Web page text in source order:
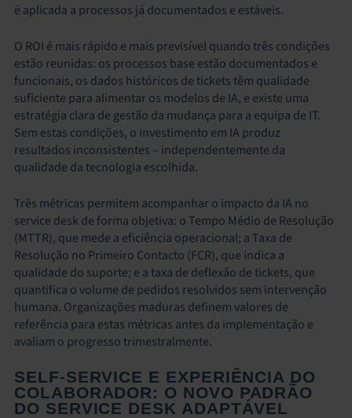
é aplicada a processos já documentados e estáveis.
O ROI é mais rápido e mais previsível quando três condições
estão reunidas: os processos base estão documentados e
funcionais, os dados históricos de tickets têm qualidade
suficiente para alimentar os modelos de IA, e existe uma
estratégia clara de gestão da mudança para a equipa de IT.
Sem estas condições, o investimento em IA produz
resultados inconsistentes – independentemente da
qualidade da tecnologia escolhida.
Três métricas permitem acompanhar o impacto da IA no
service desk de forma objetiva: o Tempo Médio de Resolução
(MTTR), que mede a eficiência operacional; a Taxa de
Resolução no Primeiro Contacto (FCR), que indica a
qualidade do suporte; e a taxa de deflexão de tickets, que
quantifica o volume de pedidos resolvidos sem intervenção
humana. Organizações maduras definem valores de
referência para estas métricas antes da implementação e
avaliam o progresso trimestralmente.
SELF-SERVICE E EXPERIÊNCIA DO
COLABORADOR: O NOVO PADRÃO
DO SERVICE DESK ADAPTÁVEL